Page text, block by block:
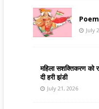
July
महिला सशक्तिकरण को
दी हरी झंडी
July 21, 2026